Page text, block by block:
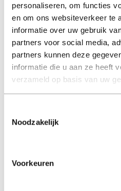
personaliseren, om functies
en om ons websiteverkeer te
informatie over uw gebruik
partners voor social media,
partners kunnen deze
informatie die u aan ze heeft
verzameld op basis van uw
Noodzakelijk
Voorkeuren
The Songbird
of Stone
Tijdelijk niet beschikbaar.